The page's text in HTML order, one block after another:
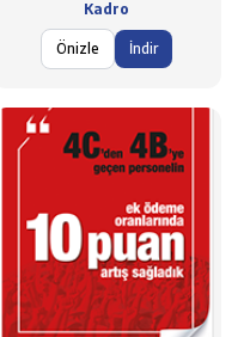
Kadro
Önizle İndir